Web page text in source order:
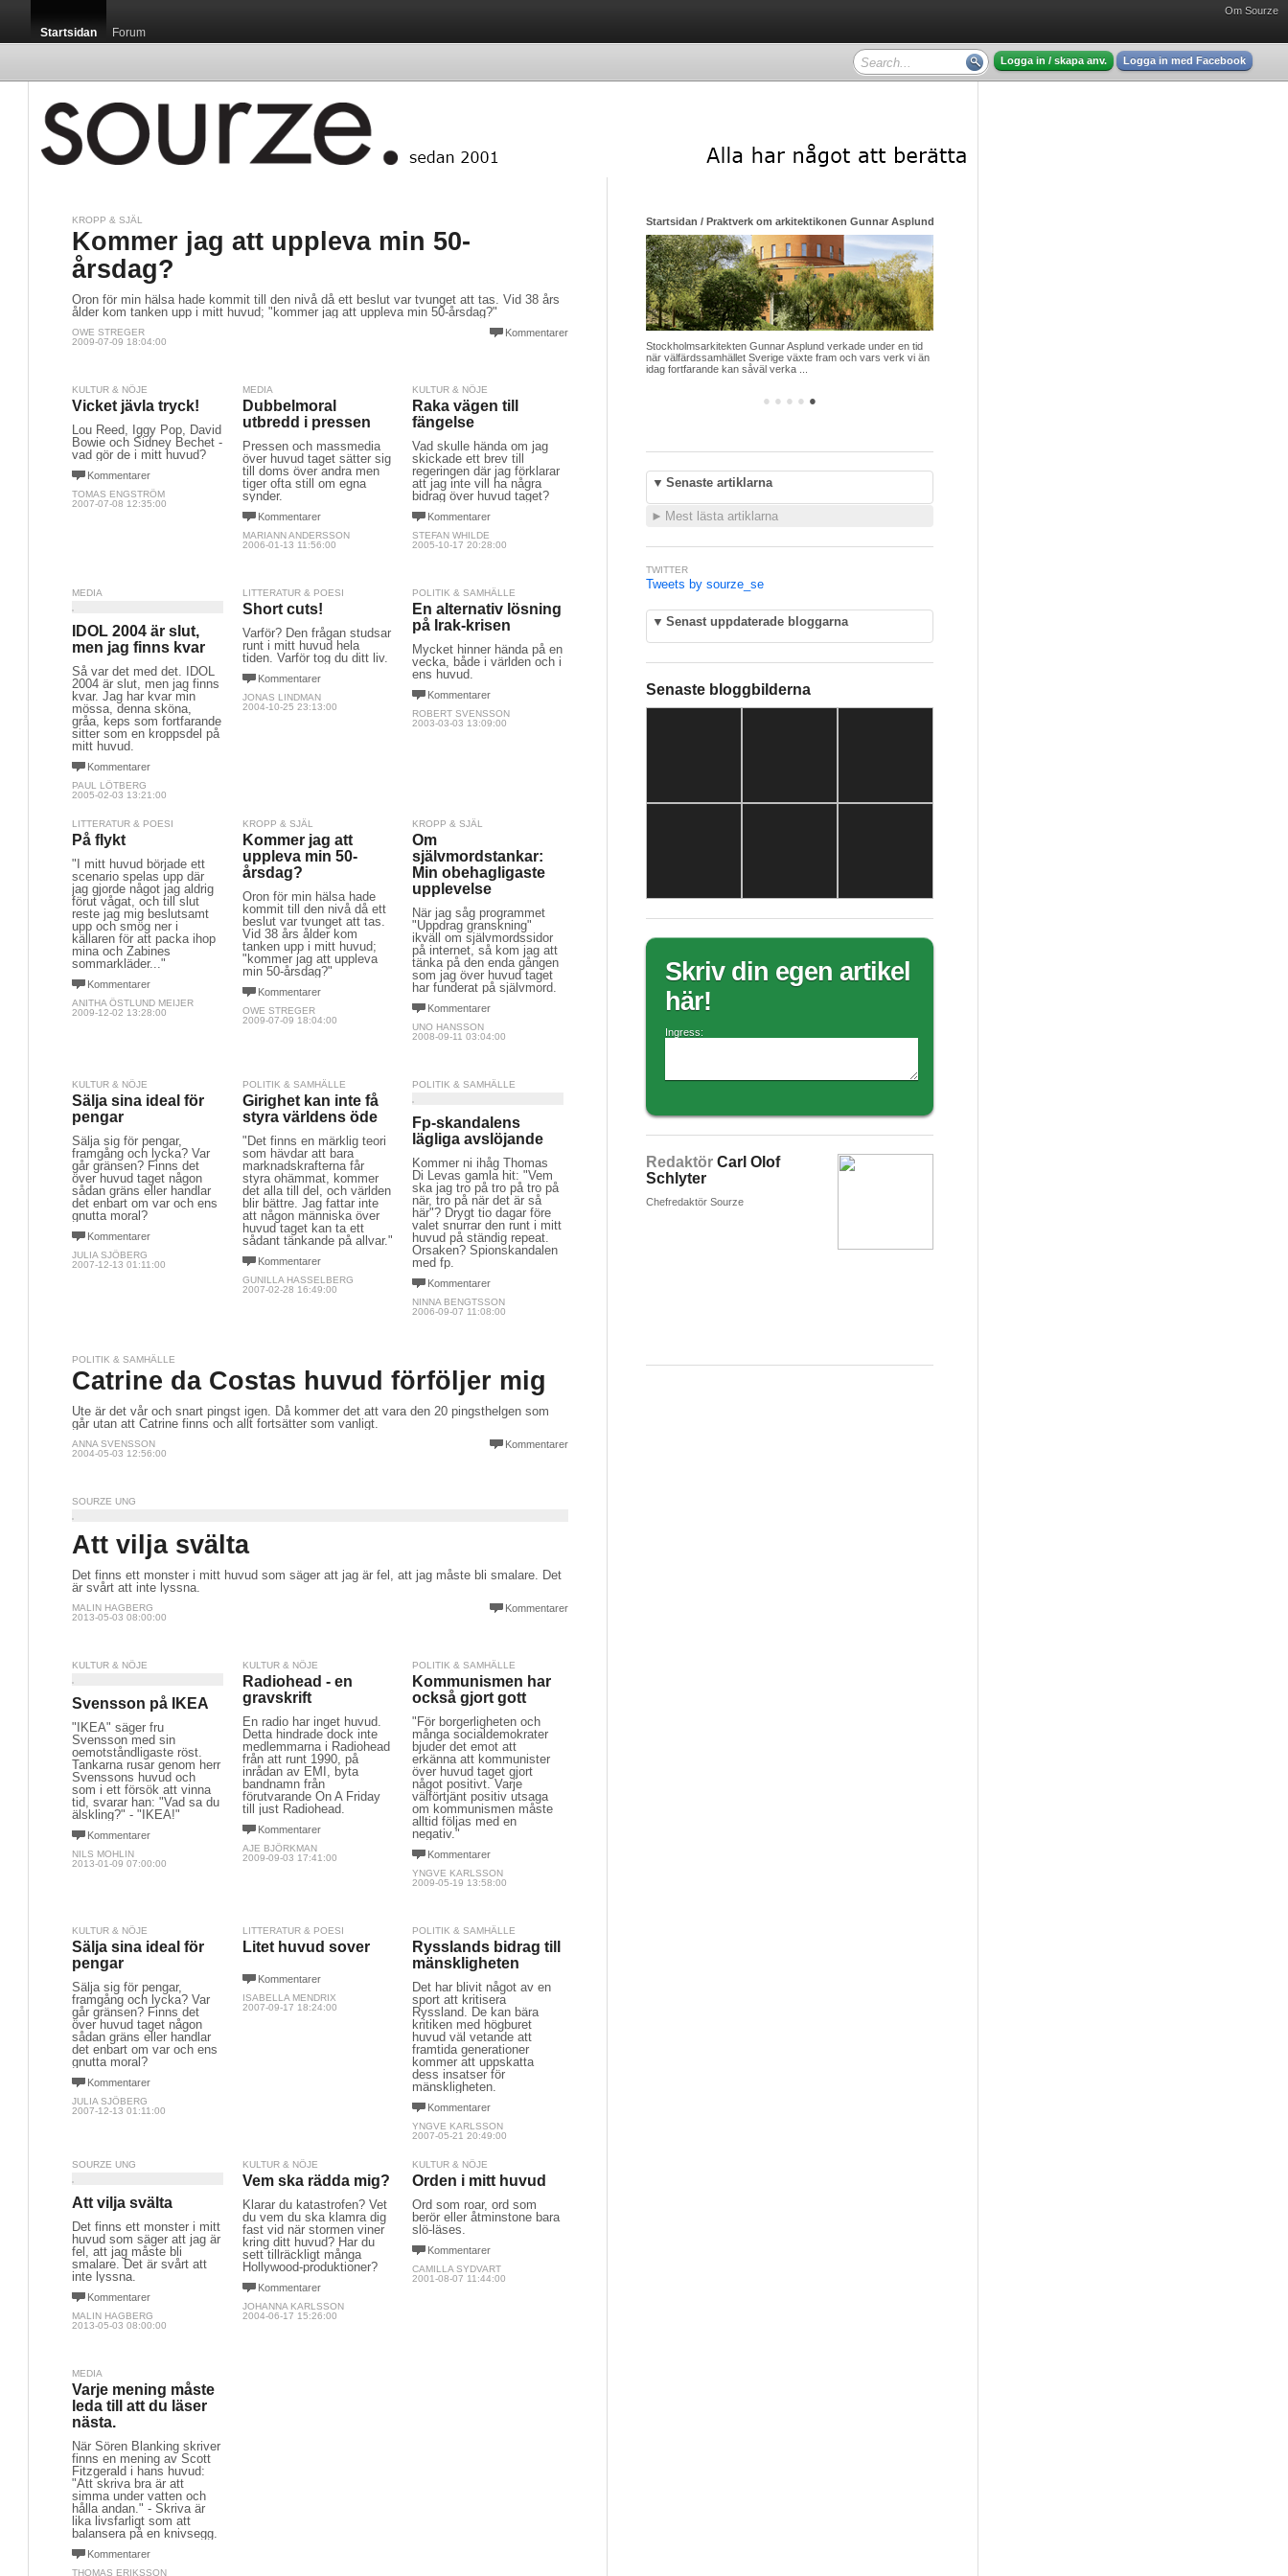
Om Sourze
Startsidan Forum
Logga in / skapa anv. Logga in med Facebook
KROPP & SJÄL
Kommer jag att uppleva min 50-
årsdag?
Oron för min hälsa hade kommit till den nivå då ett beslut var tvunget att tas. Vid 38 års
ålder kom tanken upp i mitt huvud; "kommer jag att uppleva min 50-årsdag?"
Kommentarer
OWE STREGER
2009-07-09 18:04:00
KULTUR & NÖJE
Vicket jävla tryck!
Lou Reed, Iggy Pop, David
Bowie och Sidney Bechet -
vad gör de i mitt huvud?
Kommentarer
TOMAS ENGSTRÖM
2007-07-08 12:35:00
MEDIA
Dubbelmoral
utbredd i pressen
Pressen och massmedia
över huvud taget sätter sig
till doms över andra men
tiger ofta still om egna
synder.
Kommentarer
MARIANN ANDERSSON
2006-01-13 11:56:00
KULTUR & NÖJE
Raka vägen till
fängelse
Vad skulle hända om jag
skickade ett brev till
regeringen där jag förklarar
att jag inte vill ha några
bidrag över huvud taget?
Kommentarer
STEFAN WHILDE
2005-10-17 20:28:00
MEDIA
IDOL 2004 är slut,
men jag finns kvar
Så var det med det. IDOL
2004 är slut, men jag finns
kvar. Jag har kvar min
mössa, denna sköna,
gråa, keps som fortfarande
sitter som en kroppsdel på
mitt huvud.
Kommentarer
PAUL LÖTBERG
2005-02-03 13:21:00
LITTERATUR & POESI
Short cuts!
Varför? Den frågan studsar
runt i mitt huvud hela
tiden. Varför tog du ditt liv.
Kommentarer
JONAS LINDMAN
2004-10-25 23:13:00
POLITIK & SAMHÄLLE
En alternativ lösning
på Irak-krisen
Mycket hinner hända på en
vecka, både i världen och i
ens huvud.
Kommentarer
ROBERT SVENSSON
2003-03-03 13:09:00
LITTERATUR & POESI
På flykt
"I mitt huvud började ett
scenario spelas upp där
jag gjorde något jag aldrig
förut vågat, och till slut
reste jag mig beslutsamt
upp och smög ner i
källaren för att packa ihop
mina och Zabines
sommarkläder..."
Kommentarer
ANITHA ÖSTLUND MEIJER
2009-12-02 13:28:00
KROPP & SJÄL
Kommer jag att
uppleva min 50-
årsdag?
Oron för min hälsa hade
kommit till den nivå då ett
beslut var tvunget att tas.
Vid 38 års ålder kom
tanken upp i mitt huvud;
"kommer jag att uppleva
min 50-årsdag?"
Kommentarer
OWE STREGER
2009-07-09 18:04:00
KROPP & SJÄL
Om
självmordstankar:
Min obehagligaste
upplevelse
När jag såg programmet
"Uppdrag granskning"
ikväll om självmordssidor
på internet, så kom jag att
tänka på den enda gången
som jag över huvud taget
har funderat på självmord.
Kommentarer
UNO HANSSON
2008-09-11 03:04:00
KULTUR & NÖJE
Sälja sina ideal för
pengar
Sälja sig för pengar,
framgång och lycka? Var
går gränsen? Finns det
över huvud taget någon
sådan gräns eller handlar
det enbart om var och ens
gnutta moral?
Kommentarer
JULIA SJÖBERG
2007-12-13 01:11:00
POLITIK & SAMHÄLLE
Girighet kan inte få
styra världens öde
"Det finns en märklig teori
som hävdar att bara
marknadskrafterna får
styra ohämmat, kommer
det alla till del, och världen
blir bättre. Jag fattar inte
att någon människa över
huvud taget kan ta ett
sådant tänkande på allvar."
Kommentarer
GUNILLA HASSELBERG
2007-02-28 16:49:00
POLITIK & SAMHÄLLE
Fp-skandalens
lägliga avslöjande
Kommer ni ihåg Thomas
Di Levas gamla hit: "Vem
ska jag tro på tro på tro på
när, tro på när det är så
här"? Drygt tio dagar före
valet snurrar den runt i mitt
huvud på ständig repeat.
Orsaken? Spionskandalen
med fp.
Kommentarer
NINNA BENGTSSON
2006-09-07 11:08:00
POLITIK & SAMHÄLLE
Catrine da Costas huvud förföljer mig
Ute är det vår och snart pingst igen. Då kommer det att vara den 20 pingsthelgen som
går utan att Catrine finns och allt fortsätter som vanligt.
Kommentarer
ANNA SVENSSON
2004-05-03 12:56:00
SOURZE UNG
Att vilja svälta
Det finns ett monster i mitt huvud som säger att jag är fel, att jag måste bli smalare. Det
är svårt att inte lyssna.
Kommentarer
MALIN HAGBERG
2013-05-03 08:00:00
KULTUR & NÖJE
Svensson på IKEA
"IKEA" säger fru
Svensson med sin
oemotståndligaste röst.
Tankarna rusar genom herr
Svenssons huvud och
som i ett försök att vinna
tid, svarar han: "Vad sa du
älskling?" - "IKEA!"
Kommentarer
NILS MOHLIN
2013-01-09 07:00:00
KULTUR & NÖJE
Radiohead - en
gravskrift
En radio har inget huvud.
Detta hindrade dock inte
medlemmarna i Radiohead
från att runt 1990, på
inrådan av EMI, byta
bandnamn från
förutvarande On A Friday
till just Radiohead.
Kommentarer
AJE BJÖRKMAN
2009-09-03 17:41:00
POLITIK & SAMHÄLLE
Kommunismen har
också gjort gott
"För borgerligheten och
många socialdemokrater
bjuder det emot att
erkänna att kommunister
över huvud taget gjort
något positivt. Varje
välförtjänt positiv utsaga
om kommunismen måste
alltid följas med en
negativ."
Kommentarer
YNGVE KARLSSON
2009-05-19 13:58:00
KULTUR & NÖJE
Sälja sina ideal för
pengar
Sälja sig för pengar,
framgång och lycka? Var
går gränsen? Finns det
över huvud taget någon
sådan gräns eller handlar
det enbart om var och ens
gnutta moral?
Kommentarer
JULIA SJÖBERG
2007-12-13 01:11:00
LITTERATUR & POESI
Litet huvud sover
Kommentarer
ISABELLA MENDRIX
2007-09-17 18:24:00
POLITIK & SAMHÄLLE
Rysslands bidrag till
mänskligheten
Det har blivit något av en
sport att kritisera
Ryssland. De kan bära
kritiken med högburet
huvud väl vetande att
framtida generationer
kommer att uppskatta
dess insatser för
mänskligheten.
Kommentarer
YNGVE KARLSSON
2007-05-21 20:49:00
SOURZE UNG
Att vilja svälta
Det finns ett monster i mitt
huvud som säger att jag är
fel, att jag måste bli
smalare. Det är svårt att
inte lyssna.
Kommentarer
MALIN HAGBERG
2013-05-03 08:00:00
KULTUR & NÖJE
Vem ska rädda mig?
Klarar du katastrofen? Vet
du vem du ska klamra dig
fast vid när stormen viner
kring ditt huvud? Har du
sett tillräckligt många
Hollywood-produktioner?
Kommentarer
JOHANNA KARLSSON
2004-06-17 15:26:00
KULTUR & NÖJE
Orden i mitt huvud
Ord som roar, ord som
berör eller åtminstone bara
slö-läses.
Kommentarer
CAMILLA SYDVART
2001-08-07 11:44:00
MEDIA
Varje mening måste
leda till att du läser
nästa.
När Sören Blanking skriver
finns en mening av Scott
Fitzgerald i hans huvud:
"Att skriva bra är att
simma under vatten och
hålla andan." - Skriva är
lika livsfarligt som att
balansera på en knivsegg.
Kommentarer
THOMAS ERIKSSON
● ● ● ● ●
Startsidan / Praktverk om arkitektikonen Gunnar Asplund - mycket intressant läsning
Stockholmsarkitekten Gunnar Asplund verkade under en tid
när välfärdssamhället Sverige växte fram och vars verk vi än
idag fortfarande kan såväl verka ...
▼ Senaste artiklarna
► Mest lästa artiklarna
TWITTER
Tweets by sourze_se
▼ Senast uppdaterade bloggarna
Senaste bloggbilderna
Skriv din egen artikel
här!
Ingress:
Redaktör Carl Olof
Schlyter
Chefredaktör Sourze